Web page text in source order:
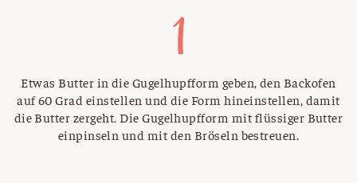
Etwas Butter in die Gugelhupfform geben, den Backofen
auf 60 Grad einstellen und die Form hineinstellen, damit
die Butter zergeht. Die Gugelhupfform mit flüssiger Butter
einpinseln und mit den Bröseln bestreuen.